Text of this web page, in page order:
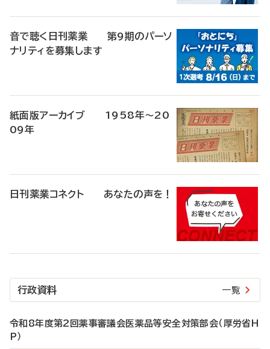
音で聴く日刊薬業 第9期のパーソ
ナリティを募集します
紙面版アーカイブ 1958年～20
09年
日刊薬業コネクト あなたの声を！
行政資料 一覧
令和8年度第2回薬事審議会医薬品等安全対策部会（厚労省H
P）